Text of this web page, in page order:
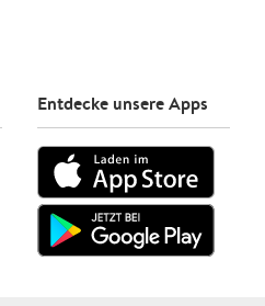
Entdecke unsere Apps